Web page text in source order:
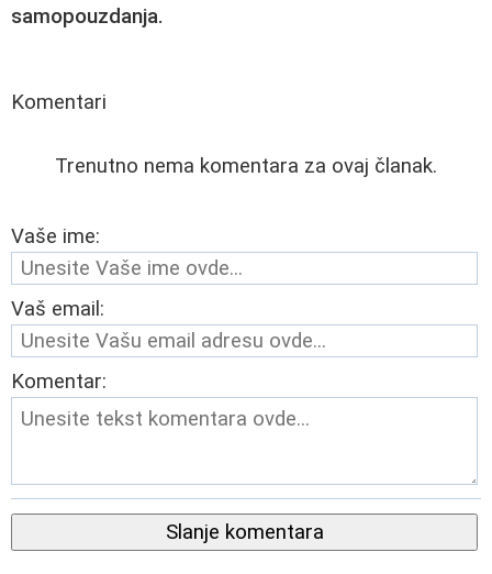
samopouzdanja.
Komentari
Trenutno nema komentara za ovaj članak.
Vaše ime:
Vaš email:
Komentar:
Slanje komentara